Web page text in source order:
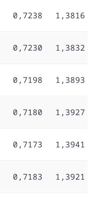
0,7238 1,3816
0,7230 1,3832
0,7198 1,3893
0,7180 1,3927
0,7173 1,3941
0,7183 1,3921